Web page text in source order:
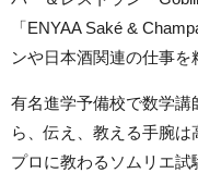
「ENYAA Saké &
ンや日本酒関連の仕事を
有名進学予備校で数学
ら、伝え、教える手腕
プロに教わるソムリエ